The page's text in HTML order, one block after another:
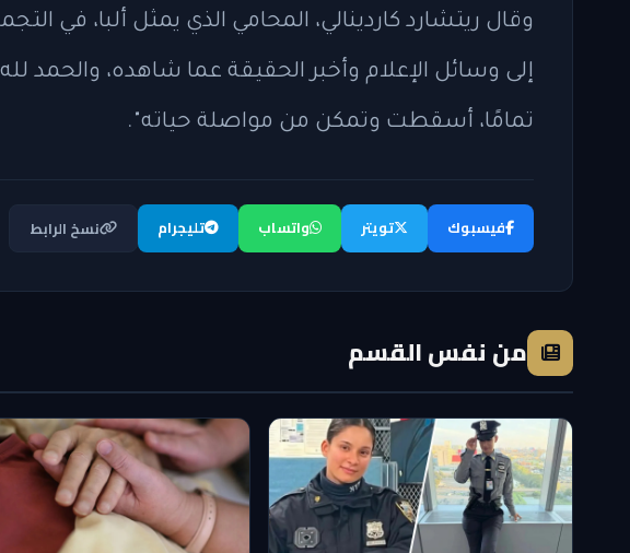
وقال ريتشارد كاردينالي، المحامي الذي يمثل ألبا، في
إلى وسائل الإعلام وأخبر الحقيقة عما شاهده، والحمد
تمامًا، أسقطت وتمكن من مواصلة حياته".
فيسبوك تويتر واتساب تليجرام نسخ الرابط
من نفس القسم